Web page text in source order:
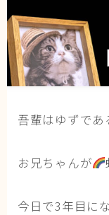
ねこの部屋
猫の健康・ケ
猫と人間の共
猫との暮らし
吾輩はゆずであ
お兄ちゃんが
今日で3年目に